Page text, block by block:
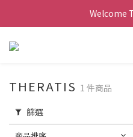
Welcome
THERATIS 1 件商品
篩選